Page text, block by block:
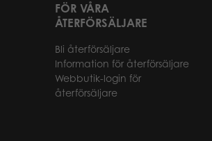
FÖR VÅRA
ÅTERFÖRSÄLJARE
Bli återförsäljare
Information för återförsäljare
Webbutik-login för
återförsäljare